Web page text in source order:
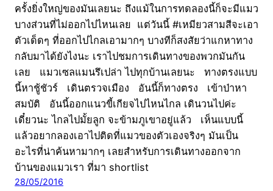
ครั้งยิ่งใหญ่ของมันเลยนะ ถึงแม้ในการทดลองนี้ก็จะมีแมว
บางส่วนที่ไม่ออกไปไหนเลย แต่วันนี้ #เหมียวสามสีจะเอา
ตัวเด็ดๆ ที่ออกไปไกลเอามากๆ บางทีก็สงสัยว่าแกหาทาง
กลับมาได้ยังไงนะ เราไปชมการเดินทางของพวกมันกัน
เลย แมวเซลแมนรึเปล่า ไปทุกบ้านเลยนะ ทางตรงแบบ
นี้หาชู้ชัวร์ เดินตรวจเมือง อันนี้ก็ทางตรง เข้าป่าหา
สมบัติ อันนี้ออกแนวขี้เกียจไปไหนไกล เดินวนไปค่ะ
เดี๋ยวนะ ไกลไปมั้ยลูก จะข้ามภูเขาอยู่แล้ว เห็นแบบนี้
แล้วอยากลองเอาไปติดที่แมวของตัวเองจริงๆ มันเป็น
อะไรที่น่าค้นหามากๆ เลยสำหรับการเดินทางออกจาก
บ้านของแมวเรา ที่มา shortlist
28/05/2016